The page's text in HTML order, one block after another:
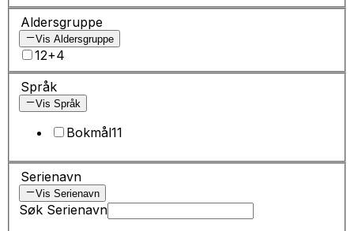
Aldersgruppe
Vis Aldersgruppe
12+4
Språk
Vis Språk
Bokmål11
Serienavn
Vis Serienavn
Søk Serienavn